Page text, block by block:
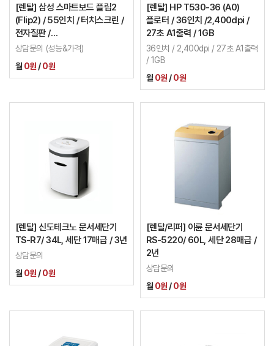
[렌탈] 삼성 스마트보드 플립2
(Flip2) / 55인치 / 터치스크린 /
전자칠판 /
LH55WMRWBGCXKR
상담문의 (성능&가격)
월 0원 /0원
[렌탈] HP T530-36 (A0)
플로터 / 36인치 /2,400dpi /
27초 A1출력 / 1GB
36인치 / 2,400dpi / 27초 A1출력
/ 1GB
월 0원 /0원
[렌탈] 신도테크노 문서세단기
TS-R7/ 34L, 세단 17매급 / 3년
상담문의
월 0원 /0원
[렌탈/리퍼] 이륜 문서세단기
RS-5220/ 60L, 세단 28매급 /
2년
상담문의
월 0원 /0원